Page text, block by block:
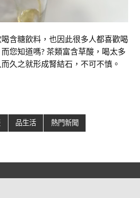
含糖飲料，也因此很多人都喜歡喝
您知道嗎? 茶類富含草酸，喝太多
久之就形成腎結石，不可不慎。
品生活 熱門新聞